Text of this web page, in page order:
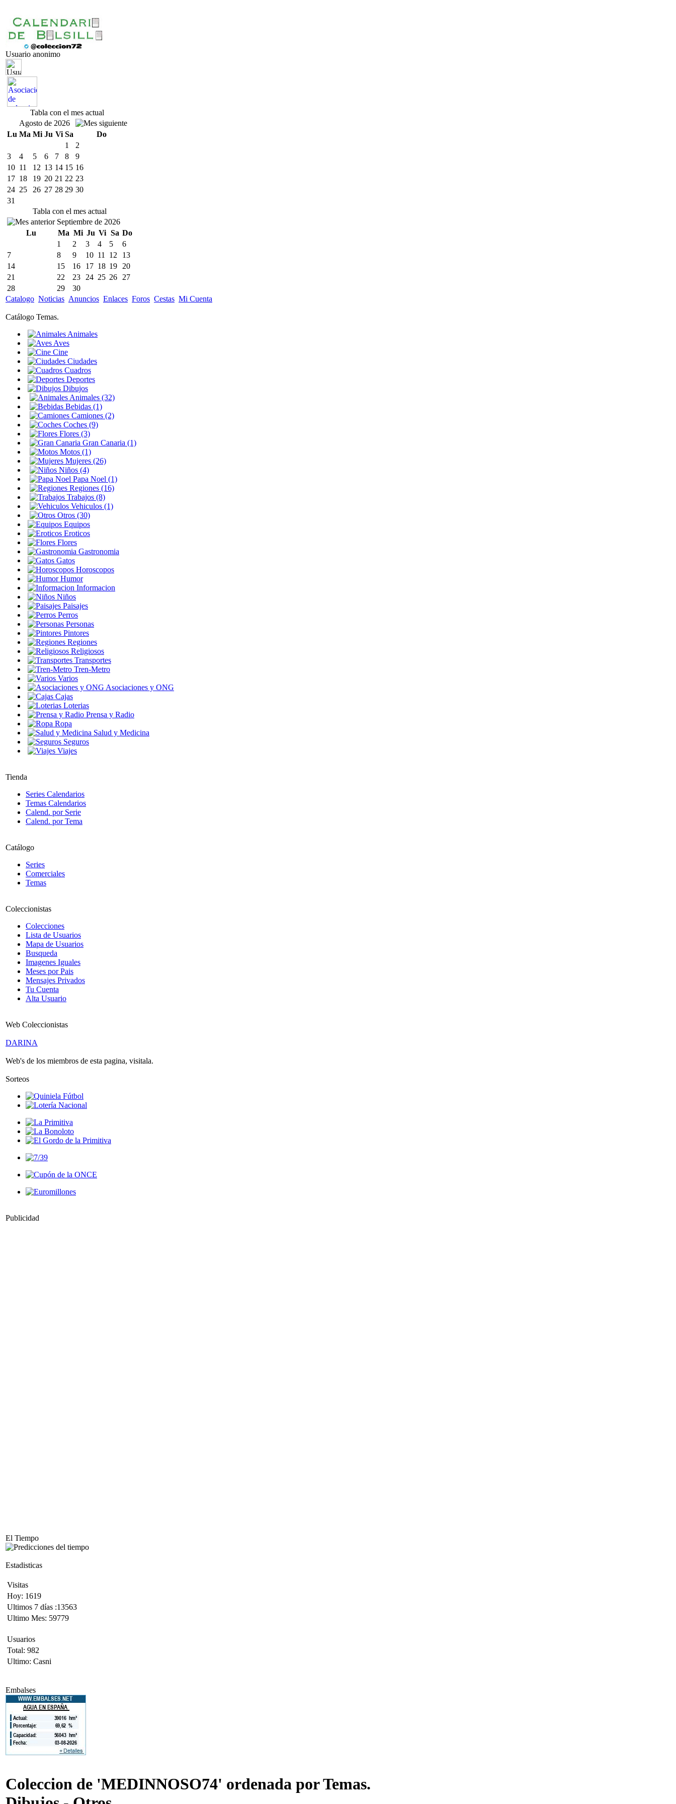
Usuario anonimo
Tabla con el mes actual
Agosto de 2026
Lu Ma Mi Ju Vi Sa
Do
1
2
3
4 5 6 7 8
9
10 11 12 13 14 15 16
17 18 19 20 21 22 23
24 25 26 27 28 29 30
31
Tabla con el mes actual
Septiembre de 2026
Lu
Ma Mi Ju Vi Sa Do
1
2 3 4 5
6
7
8 9 10 11 12
13
14
15 16 17 18 19
20
21
22 23 24 25 26
27
28
29
30
Catalogo Noticias Anuncios Enlaces Foros Cestas Mi Cuenta
Catálogo Temas.
Animales
Aves
Cine
Ciudades
Cuadros
Deportes
Dibujos
Animales (32)
Bebidas (1)
Camiones (2)
Coches (9)
Flores (3)
Gran Canaria (1)
Motos (1)
Mujeres (26)
Niños (4)
Papa Noel (1)
Regiones (16)
Trabajos (8)
Vehiculos (1)
Otros (30)
Equipos
Eroticos
Flores
Gastronomia
Gatos
Horoscopos
Humor
Informacion
Niños
Paisajes
Perros
Personas
Pintores
Regiones
Religiosos
Transportes
Tren-Metro
Varios
Asociaciones y ONG
Cajas
Loterias
Prensa y Radio
Ropa
Salud y Medicina
Seguros
Viajes
Tienda
Series Calendarios
Temas Calendarios
Calend. por Serie
Calend. por Tema
Catálogo
Series
Comerciales
Temas
Coleccionistas
Colecciones
Lista de Usuarios
Mapa de Usuarios
Busqueda
Imagenes Iguales
Meses por Pais
Mensajes Privados
Tu Cuenta
Alta Usuario
Web Coleccionistas
DARINA
Web's de los miembros de esta pagina, visitala.
Sorteos
Publicidad
El Tiempo
Estadisticas
Visitas
Hoy: 1619
Ultimos 7 días :13563
Ultimo Mes: 59779
Usuarios
Total: 982
Ultimo: Casni
Embalses
Coleccion de 'MEDINNOSO74' ordenada por Temas.